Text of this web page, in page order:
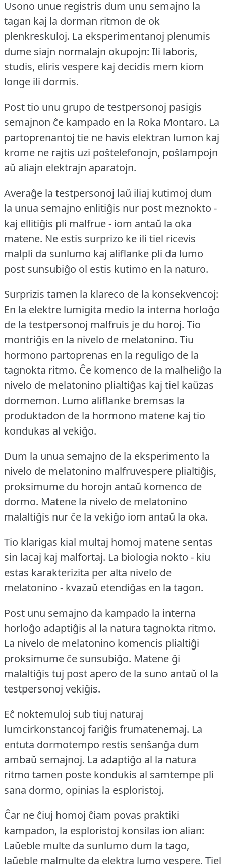
Usono unue registris dum unu semajno la
tagan kaj la dorman ritmon de ok
plenkreskuloj. La eksperimentanoj plenumis
dume siajn normalajn okupojn: Ili laboris,
studis, eliris vespere kaj decidis mem kiom
longe ili dormis.
Post tio unu grupo de testpersonoj pasigis
semajnon ĉe kampado en la Roka Montaro. La
partoprenantoj tie ne havis elektran lumon kaj
krome ne rajtis uzi poŝtelefonojn, poŝlampojn
aŭ aliajn elektrajn aparatojn.
Averaĝe la testpersonoj laŭ iliaj kutimoj dum
la unua semajno enlitiĝis nur post meznokto -
kaj ellitiĝis pli malfrue - iom antaŭ la oka
matene. Ne estis surprizo ke ili tiel ricevis
malpli da sunlumo kaj aliflanke pli da lumo
post sunsubiĝo ol estis kutimo en la naturo.
Surprizis tamen la klareco de la konsekvencoj:
En la elektre lumigita medio la interna horloĝo
de la testpersonoj malfruis je du horoj. Tio
montriĝis en la nivelo de melatonino. Tiu
hormono partoprenas en la reguligo de la
tagnokta ritmo. Ĉe komenco de la malheliĝo la
nivelo de melatonino plialtiĝas kaj tiel kaŭzas
dormemon. Lumo aliflanke bremsas la
produktadon de la hormono matene kaj tio
kondukas al vekiĝo.
Dum la unua semajno de la eksperimento la
nivelo de melatonino malfruvespere plialtiĝis,
proksimume du horojn antaŭ komenco de
dormo. Matene la nivelo de melatonino
malaltiĝis nur ĉe la vekiĝo iom antaŭ la oka.
Tio klarigas kial multaj homoj matene sentas
sin lacaj kaj malfortaj. La biologia nokto - kiu
estas karakterizita per alta nivelo de
melatonino - kvazaŭ etendiĝas en la tagon.
Post unu semajno da kampado la interna
horloĝo adaptiĝis al la natura tagnokta ritmo.
La nivelo de melatonino komencis plialtiĝi
proksimume ĉe sunsubiĝo. Matene ĝi
malaltiĝis tuj post apero de la suno antaŭ ol la
testpersonoj vekiĝis.
Eĉ noktemuloj sub tiuj naturaj
lumcirkonstancoj fariĝis frumatenemaj. La
entuta dormotempo restis senŝanĝa dum
ambaŭ semajnoj. La adaptiĝo al la natura
ritmo tamen poste kondukis al samtempe pli
sana dormo, opinias la esploristoj.
Ĉar ne ĉiuj homoj ĉiam povas praktiki
kampadon, la esploristoj konsilas ion alian:
Laŭeble multe da sunlumo dum la tago,
laŭeble malmulte da elektra lumo vespere. Tiel